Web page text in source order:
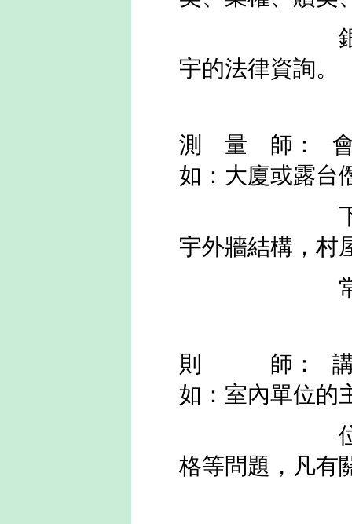
銀行借樓
宇的法律資詢。
測 量 師：
如：大廈或露台
下陷、大
宇外牆結構，村
常識
則 師：
如：室內單位的
位內所有
格等問題，凡有